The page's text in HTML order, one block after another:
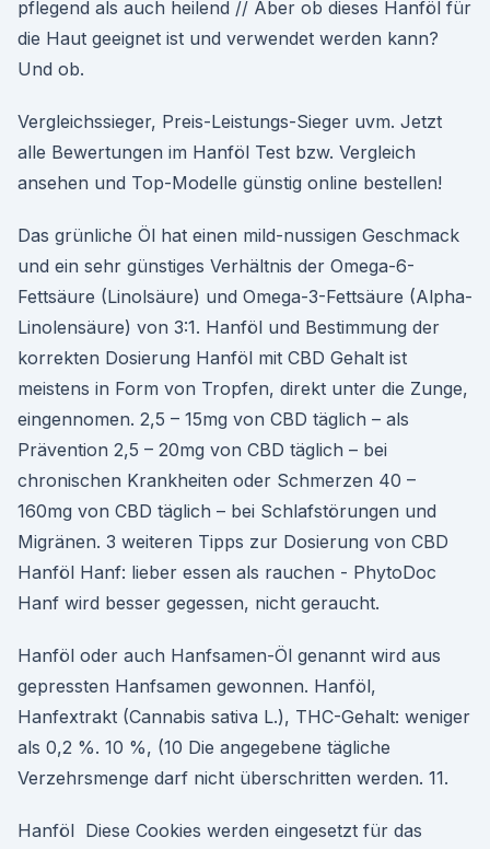
pflegend als auch heilend // Aber ob dieses Hanföl für
die Haut geeignet ist und verwendet werden kann?
Und ob.
Vergleichssieger, Preis-Leistungs-Sieger uvm. Jetzt
alle Bewertungen im Hanföl Test bzw. Vergleich
ansehen und Top-Modelle günstig online bestellen!
Das grünliche Öl hat einen mild-nussigen Geschmack
und ein sehr günstiges Verhältnis der Omega-6-
Fettsäure (Linolsäure) und Omega-3-Fettsäure (Alpha-
Linolensäure) von 3:1. Hanföl und Bestimmung der
korrekten Dosierung Hanföl mit CBD Gehalt ist
meistens in Form von Tropfen, direkt unter die Zunge,
eingennomen. 2,5 – 15mg von CBD täglich – als
Prävention 2,5 – 20mg von CBD täglich – bei
chronischen Krankheiten oder Schmerzen 40 –
160mg von CBD täglich – bei Schlafstörungen und
Migränen. 3 weiteren Tipps zur Dosierung von CBD
Hanföl Hanf: lieber essen als rauchen - PhytoDoc
Hanf wird besser gegessen, nicht geraucht.
Hanföl oder auch Hanfsamen-Öl genannt wird aus
gepressten Hanfsamen gewonnen. Hanföl,
Hanfextrakt (Cannabis sativa L.), THC-Gehalt: weniger
als 0,2 %. 10 %, (10 Die angegebene tägliche
Verzehrsmenge darf nicht überschritten werden. 11.
Hanföl Diese Cookies werden eingesetzt für das